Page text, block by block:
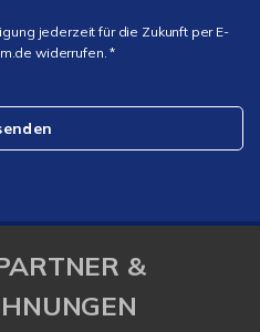
jederzeit für die Zukunft per E-
widerrufen. *
&